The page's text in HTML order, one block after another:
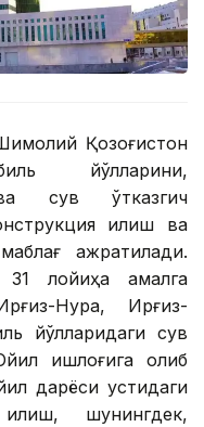
Қозоғистон
йўлларини,
сув ўтказгич
қилиш ва
ажратилади.
31 лойиҳа амалга
Нура, Ирғиз-
йўлларидаги сув
қишлоғига олиб
дарёси устидаги
шунингдек,